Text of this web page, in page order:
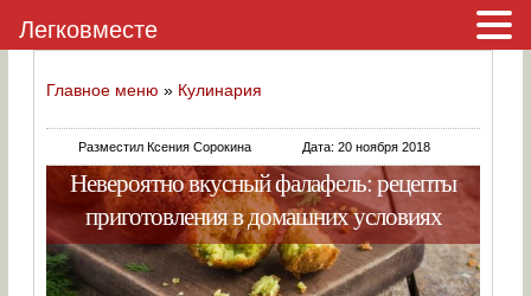
Главное меню » Кулинария
Разместил Ксения Сорокина Дата: 20 ноября 2018
Невероятно вкусный фалафель: рецепты
приготовления в домашних условиях
Легковместе